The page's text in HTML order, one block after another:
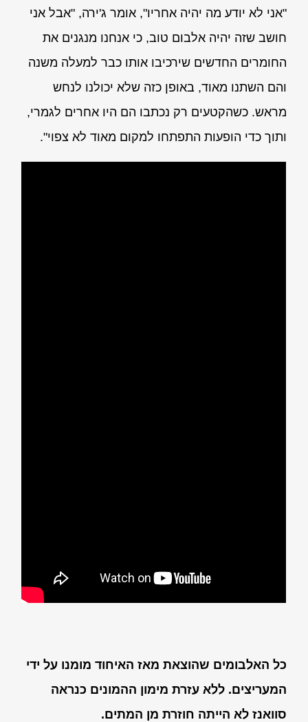
"אני לא יודע מה יהיה אחריו", אומר ג'ירה, "אבל אני
חושב שזה יהיה אלבום טוב, כי אנחנו מנגנים את
החומרים החדשים שירכיבו אותו כבר למעלה משנה
והם השתנו מאוד, באופן כזה שלא יכולנו לנחש
מראש. כשהקטעים רק נכתבו הם היו אחרים לגמרי,
ותוך כדי הופעות התפתחו למקום מאוד לא צפוי".
כל האלבומים שהוצאת מאז האיחוד מומנו על ידי
המעריצים. ללא עזרת מימון ההמונים כנראה
סוואנז לא הייתה חוזרת מן המתים.